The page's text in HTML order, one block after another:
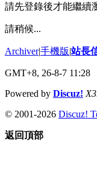
請先登錄後才能繼續
請稍候...
Archiver|手機版|站長
GMT+8, 26-8-7 11:28
Powered by Discuz!
© 2001-2026 Discuz!
返回頂部